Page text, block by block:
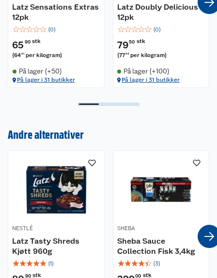
Latz Sensations Extras
12pk
☆☆☆☆☆ (0)
65 90 stk
(6461 per kilogram)
På lager (+50)
På lager i 31 butikker
Latz Doubly Delicious
12pk
☆☆☆☆☆ (0)
7950 stk
(77 94 per kilogram)
På lager (+100)
På lager i 31 butikker
Andre alternativer
NESTLÉ
Latz Tasty Shreds
Kjøtt 960g
☆☆☆☆☆ (1)
90 stk
SHEBA
Sheba Sauce
Collection Fisk 3,4kg
☆☆☆☆☆ (3)
00 stk
Om oss
Våre butikker
Våre merkevarer
Coop kjeder
Ledige stillinger
Bærekraft
Kontakt oss
Reklamasjon og garanti
Ofte stilte spørsmål
Betalingsalternativer
Leveringsalternativer
Pakkesporing
Åpent kjøp
Coop medlem